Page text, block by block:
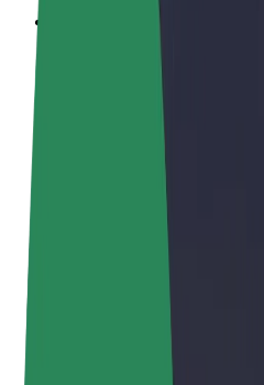
Öz şərtlərinizə uyğun olaraq
Yemək çatdırın və həftəlik
Daha çox müştəri cəlb edin və
Avtopark sahibi kimi
Avtoparkınızı Bolt